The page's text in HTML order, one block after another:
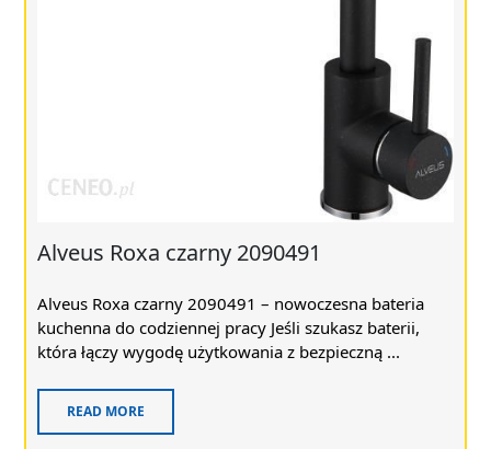
Alveus Roxa czarny 2090491
Alveus Roxa czarny 2090491 – nowoczesna bateria
kuchenna do codziennej pracy Jeśli szukasz baterii,
która łączy wygodę użytkowania z bezpieczną ...
READ MORE